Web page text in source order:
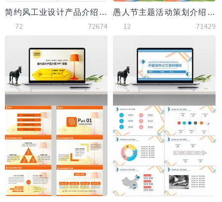
简约风工业设计产品介绍PPT模板
72 72674
愚人节主题活动策划介绍PPT模板
12 71429